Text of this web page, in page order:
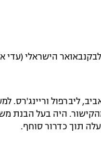
הישראלי (עדי
ליברפול וריינג'רס.
היה בעל הבנת
תוך כדרור סוחף.